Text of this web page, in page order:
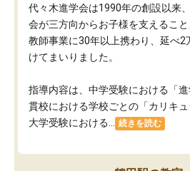
代々木進学会は1990年の創設以来
会が三方向からお子様を支えるこ
教師事業に30年以上携わり、延べ2
けてまいりました。
指導内容は、中学受験における「
貫校における学校ごとの「カリキ
大学受験における...
続きを読む